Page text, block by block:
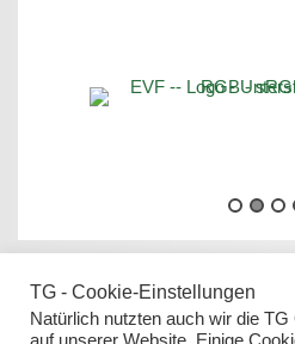
TG - Cookie-Einstellungen
Natürlich nutzten auch wir die